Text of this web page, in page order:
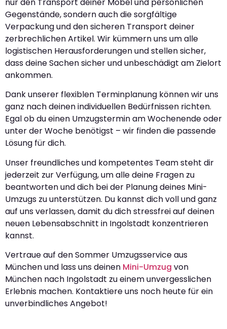
Gegenstände, sondern auch die sorgfältige
Verpackung und den sicheren Transport deiner
zerbrechlichen Artikel. Wir kümmern uns um alle
logistischen Herausforderungen und stellen sicher,
dass deine Sachen sicher und unbeschädigt am Zielort
ankommen.
Dank unserer flexiblen Terminplanung können wir uns
ganz nach deinen individuellen Bedürfnissen richten.
Egal ob du einen Umzugstermin am Wochenende oder
unter der Woche benötigst – wir finden die passende
Lösung für dich.
Unser freundliches und kompetentes Team steht dir
jederzeit zur Verfügung, um alle deine Fragen zu
beantworten und dich bei der Planung deines Mini-
Umzugs zu unterstützen. Du kannst dich voll und ganz
auf uns verlassen, damit du dich stressfrei auf deinen
neuen Lebensabschnitt in Ingolstadt konzentrieren
kannst.
Vertraue auf den Sommer Umzugsservice aus
München und lass uns deinen Mini-Umzug von
München nach Ingolstadt zu einem unvergesslichen
Erlebnis machen. Kontaktiere uns noch heute für ein
unverbindliches Angebot!